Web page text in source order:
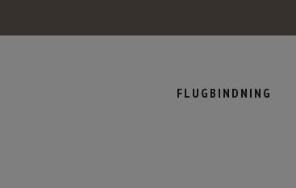
FLUGBINDNING